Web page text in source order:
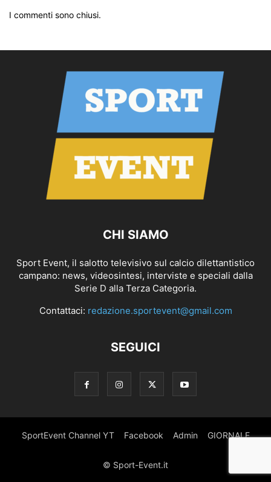
I commenti sono chiusi.
CHI SIAMO
Sport Event, il salotto televisivo sul calcio dilettantistico
campano: news, videosintesi, interviste e speciali dalla
Serie D alla Terza Categoria.
Contattaci: redazione.sportevent@gmail.com
SEGUICI
SportEvent Channel YT Facebook Admin GIORNALE
© Sport-Event.it